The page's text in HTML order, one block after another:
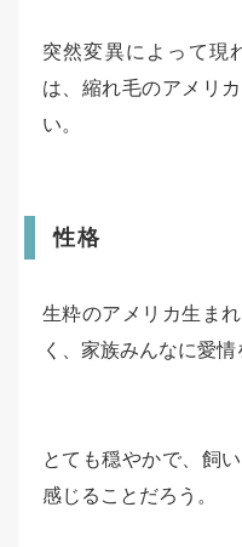
突然変異によって現
は、縮れ毛のアメリ
い。
性格
生粋のアメリカ生ま
く、家族みんなに愛情
とても穏やかで、飼
感じることだろう。